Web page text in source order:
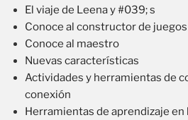
El viaje de Leena y #039; s
Conoce al constructor de juegos
Conoce al maestro
Nuevas características
Actividades y herramientas de
conexión
Herramientas de aprendizaje en